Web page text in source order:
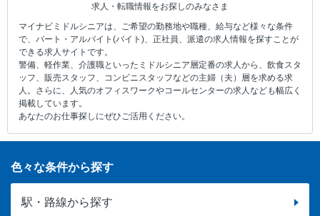
求人・転職情報をお探しのみなさま
マイナビミドルシニアは、ご希望の勤務地や職種、給与など様々な条件
で、パート・アルバイト(バイト)、正社員、派遣の求人情報を探すことが
できる求人サイトです。
警備、軽作業、介護職といったミドルシニア層定番の求人から、飲食スタ
ッフ、販売スタッフ、コンビニスタッフなどの主婦（夫）層を求める求
人。さらに、人気のオフィスワークやコールセンターの求人なども幅広く
掲載しています。
あなたのお仕事探しにぜひご活用ください。
色々な条件から探す
駅・路線から探す